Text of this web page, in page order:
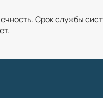
Срок службы